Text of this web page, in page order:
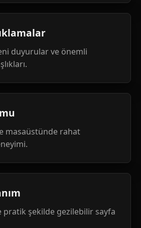
duyurular ve önemli
masaüstünde rahat
pratik şekilde gezilebilir sayfa